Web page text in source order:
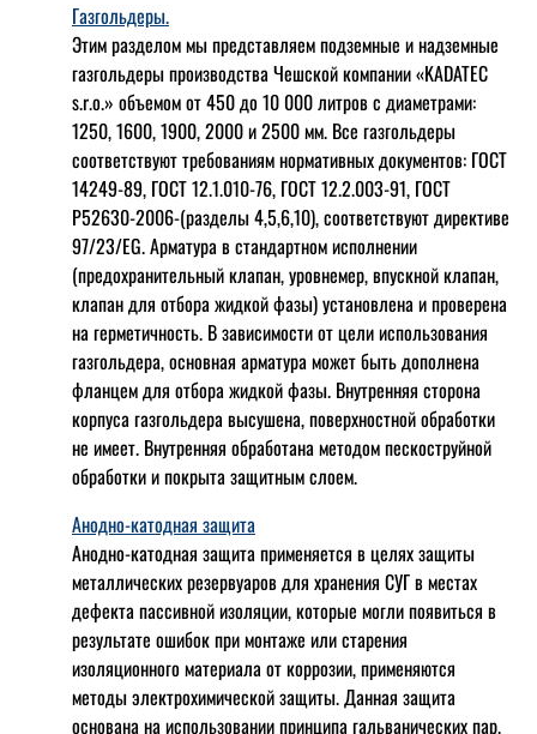
Газгольдеры.
Этим разделом мы представляем подземные и надземные
газгольдеры производства Чешской компании «KADATEC
s.r.o.» объемом от 450 до 10 000 литров с диаметрами:
1250, 1600, 1900, 2000 и 2500 мм. Все газгольдеры
соответствуют требованиям нормативных документов: ГОСТ
14249-89, ГОСТ 12.1.010-76, ГОСТ 12.2.003-91, ГОСТ
Р52630-2006-(разделы 4,5,6,10), соответствуют директиве
97/23/EG. Арматура в стандартном исполнении
(предохранительный клапан, уровнемер, впускной клапан,
клапан для отбора жидкой фазы) установлена и проверена
на герметичность. В зависимости от цели использования
газгольдера, основная арматура может быть дополнена
фланцем для отбора жидкой фазы. Внутренняя сторона
корпуса газгольдера высушена, поверхностной обработки
не имеет. Внутренняя обработана методом пескоструйной
обработки и покрыта защитным слоем.
Анодно-катодная защита
Анодно-катодная защита применяется в целях защиты
металлических резервуаров для хранения СУГ в местах
дефекта пассивной изоляции, которые могли появиться в
результате ошибок при монтаже или старения
изоляционного материала от коррозии, применяются
методы электрохимической защиты. Данная защита
основана на использовании принципа гальванических пар.